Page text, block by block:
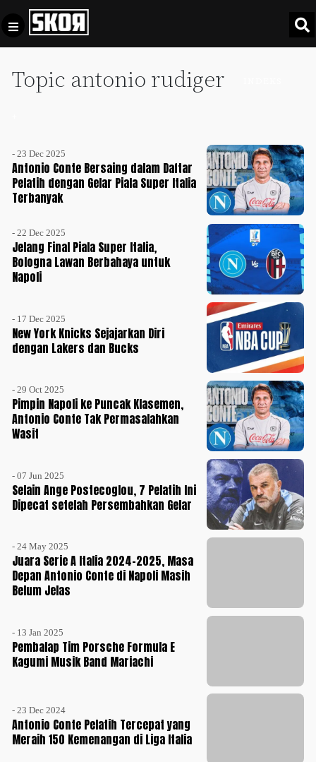
Topic antonio rudiger
- 23 Dec 2025
Antonio Conte Bersaing dalam Daftar
Pelatih dengan Gelar Piala Super Italia
Terbanyak
- 22 Dec 2025
Jelang Final Piala Super Italia,
Bologna Lawan Berbahaya untuk
Napoli
- 17 Dec 2025
New York Knicks Sejajarkan Diri
dengan Lakers dan Bucks
- 29 Oct 2025
Pimpin Napoli ke Puncak Klasemen,
Antonio Conte Tak Permasalahkan
Wasit
- 07 Jun 2025
Selain Ange Postecoglou, 7 Pelatih Ini
Dipecat setelah Persembahkan Gelar
- 24 May 2025
Juara Serie A Italia 2024-2025, Masa
Depan Antonio Conte di Napoli Masih
Belum Jelas
- 13 Jan 2025
Pembalap Tim Porsche Formula E
Kagumi Musik Band Mariachi
- 23 Dec 2024
Antonio Conte Pelatih Tercepat yang
Meraih 150 Kemenangan di Liga Italia
Football +
Sports
Update
+
Indonesia
SKOR
SPECIAL
Privacy
Media
Siber
Disclaimer
Tentang
Kami